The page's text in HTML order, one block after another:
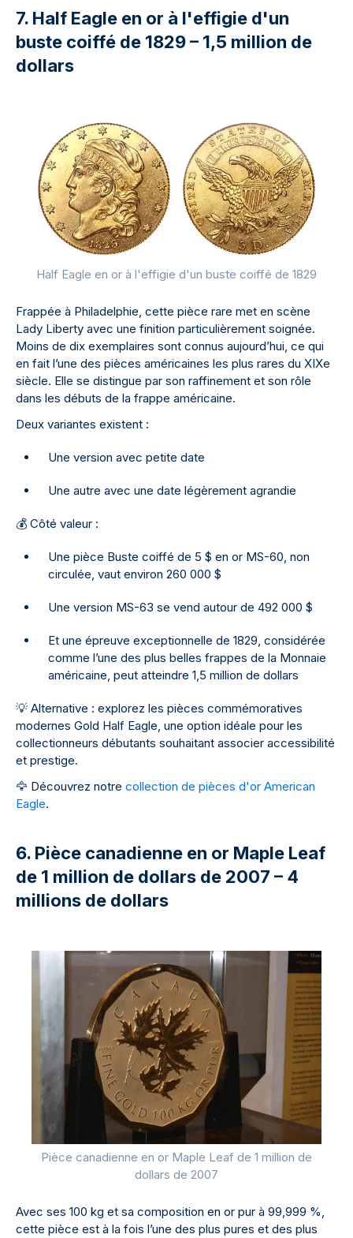
7. Half Eagle en or à l'effigie d'un
buste coiffé de 1829 – 1,5 million de
dollars
Half Eagle en or à l'effigie d'un buste coiffé de 1829
Frappée à Philadelphie, cette pièce rare met en scène
Lady Liberty avec une finition particulièrement soignée.
Moins de dix exemplaires sont connus aujourd’hui, ce qui
en fait l’une des pièces américaines les plus rares du XIXe
siècle. Elle se distingue par son raffinement et son rôle
dans les débuts de la frappe américaine.
Deux variantes existent :
Une version avec petite date
Une autre avec une date légèrement agrandie
💰 Côté valeur :
Une pièce Buste coiffé de 5 $ en or MS-60, non
circulée, vaut environ 260 000 $
Une version MS-63 se vend autour de 492 000 $
Et une épreuve exceptionnelle de 1829, considérée
comme l’une des plus belles frappes de la Monnaie
américaine, peut atteindre 1,5 million de dollars
💡 Alternative : explorez les pièces commémoratives
modernes Gold Half Eagle, une option idéale pour les
collectionneurs débutants souhaitant associer accessibilité
et prestige.
🦅 Découvrez notre collection de pièces d'or American
Eagle.
6. Pièce canadienne en or Maple Leaf
de 1 million de dollars de 2007 – 4
millions de dollars
Pièce canadienne en or Maple Leaf de 1 million de
dollars de 2007
Avec ses 100 kg et sa composition en or pur à 99,999 %,
cette pièce est à la fois l’une des plus pures et des plus